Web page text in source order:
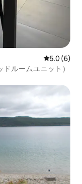
レビュー6
5.0 (6)
ルームユニット）